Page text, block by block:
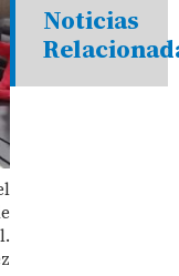
Noticias